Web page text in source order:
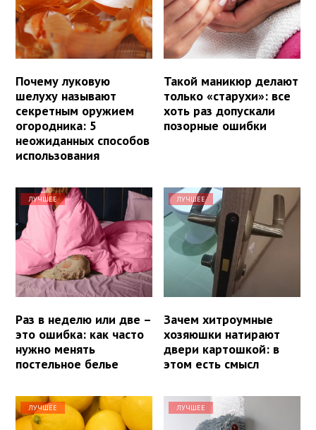
Почему луковую
шелуху называют
секретным оружием
огородника: 5
неожиданных способов
использования
Такой маникюр делают
только «старухи»: все
хоть раз допускали
позорные ошибки
ЛУЧШЕЕ
Раз в неделю или две –
это ошибка: как часто
нужно менять
постельное белье
ЛУЧШЕЕ
Зачем хитроумные
хозяюшки натирают
двери картошкой: в
этом есть смысл
ЛУЧШЕЕ ЛУЧШЕЕ